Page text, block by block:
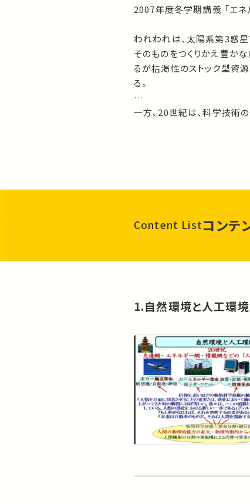
2007年度冬学期講義 「エネ
われわれは、太陽系第3惑
そのものをつくりかえ豊か
るが枯渇性のストック型資
る。
一方、20世紀は、科学技術
運んだ。また人間は、生物
を開放した。半導体デバイ
しかしこの人工環境は、周
想しなかった自然環境への
た。今、われわれが遭遇し
「地球温暖化」という言葉
本講義では、エネルギーと
Content Listコンテ
1.自然環境と人工環